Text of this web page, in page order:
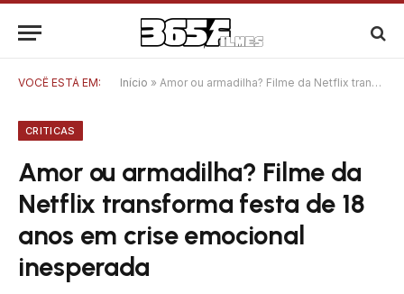
VOCÊ ESTÁ EM: Início » Amor ou armadilha? Filme da Netflix transforma festa de 18 anos em crise emocional inesperada
CRITICAS
Amor ou armadilha? Filme da
Netflix transforma festa de 18
anos em crise emocional
inesperada